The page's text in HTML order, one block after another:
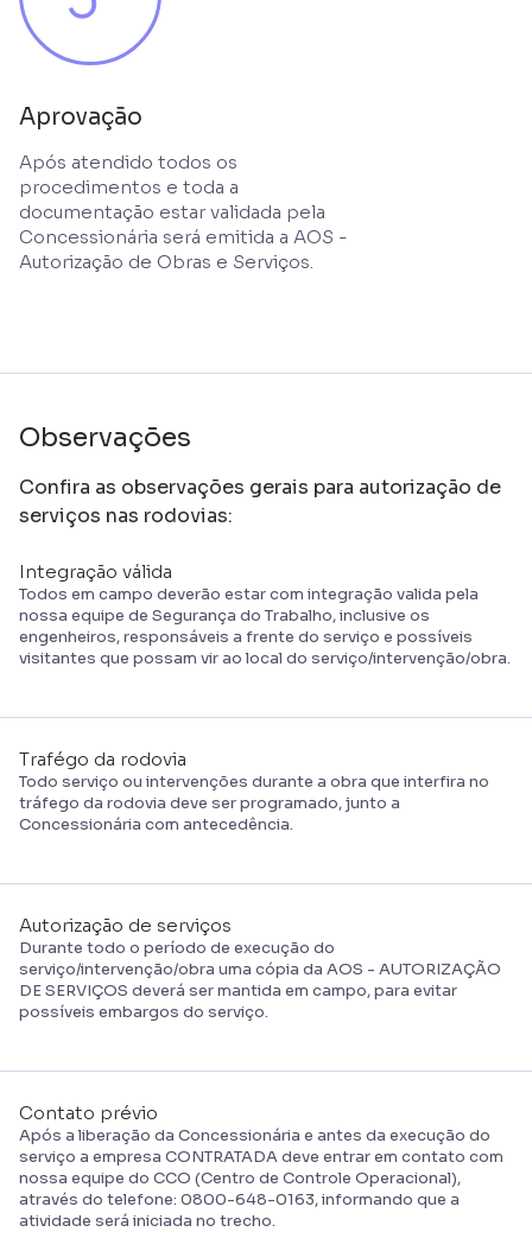
Aprovação
Após atendido todos os
procedimentos e toda a
documentação estar validada pela
Concessionária será emitida a AOS -
Autorização de Obras e Serviços.
Observações
Confira as observações gerais para autorização de
serviços nas rodovias:
Integração válida
Todos em campo deverão estar com integração valida pela
nossa equipe de Segurança do Trabalho, inclusive os
engenheiros, responsáveis a frente do serviço e possíveis
visitantes que possam vir ao local do serviço/intervenção/obra.
Trafégo da rodovia
Todo serviço ou intervenções durante a obra que interfira no
tráfego da rodovia deve ser programado, junto a
Concessionária com antecedência.
Autorização de serviços
Durante todo o período de execução do
serviço/intervenção/obra uma cópia da AOS - AUTORIZAÇÃO
DE SERVIÇOS deverá ser mantida em campo, para evitar
possíveis embargos do serviço.
Contato prévio
Após a liberação da Concessionária e antes da execução do
serviço a empresa CONTRATADA deve entrar em contato com
nossa equipe do CCO (Centro de Controle Operacional),
através do telefone: 0800-648-0163, informando que a
atividade será iniciada no trecho.